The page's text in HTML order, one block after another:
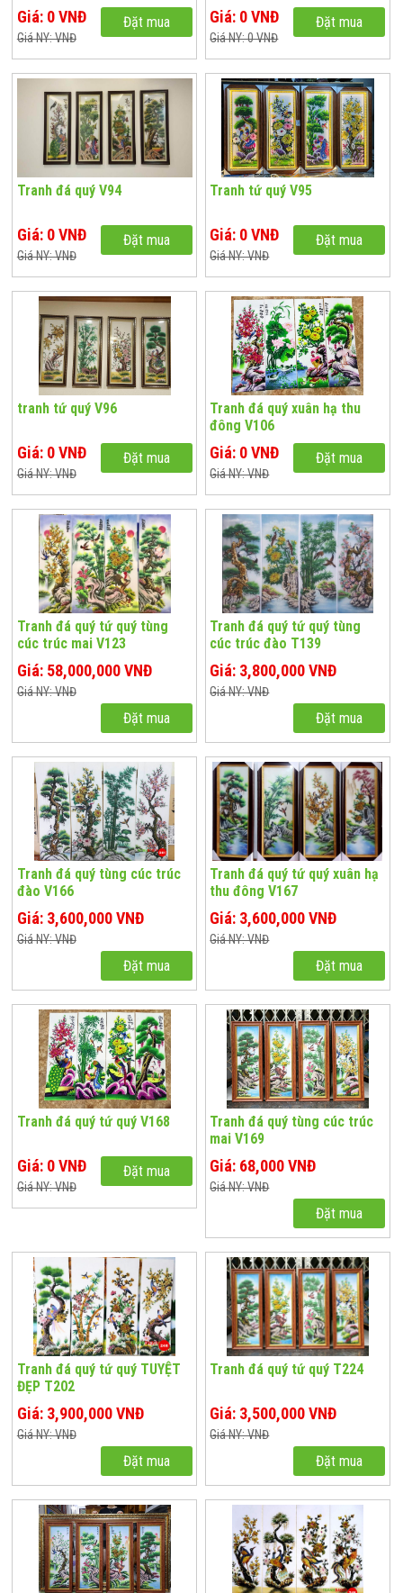
Giá: 0 VNĐ
Giá NY: VNĐ
Đặt mua Giá: 0 VNĐ
Giá NY: 0 VNĐ
Đặt mua
Tranh đá quý V94
Giá: 0 VNĐ
Giá NY: VNĐ
Đặt mua
Tranh tứ quý V95
Giá: 0 VNĐ
Giá NY: VNĐ
Đặt mua
tranh tứ quý V96
Giá: 0 VNĐ
Giá NY: VNĐ
Đặt mua
Tranh đá quý xuân hạ thu
đông V106
Giá: 0 VNĐ
Giá NY: VNĐ
Đặt mua
Tranh đá quý tứ quý tùng
cúc trúc mai V123
Giá: 58,000,000 VNĐ
Giá NY: VNĐ
Đặt mua
Tranh đá quý tứ quý tùng
cúc trúc đào T139
Giá: 3,800,000 VNĐ
Giá NY: VNĐ
Đặt mua
Tranh đá quý tùng cúc trúc
đào V166
Giá: 3,600,000 VNĐ
Giá NY: VNĐ
Đặt mua
Tranh đá quý tứ quý xuân hạ
thu đông V167
Giá: 3,600,000 VNĐ
Giá NY: VNĐ
Đặt mua
Tranh đá quý tứ quý V168
Giá: 0 VNĐ
Giá NY: VNĐ
Đặt mua
Tranh đá quý tùng cúc trúc
mai V169
Giá: 68,000 VNĐ
Giá NY: VNĐ
Đặt mua
Tranh đá quý tứ quý TUYỆT
ĐẸP T202
Giá: 3,900,000 VNĐ
Giá NY: VNĐ
Đặt mua
Tranh đá quý tứ quý T224
Giá: 3,500,000 VNĐ
Giá NY: VNĐ
Đặt mua